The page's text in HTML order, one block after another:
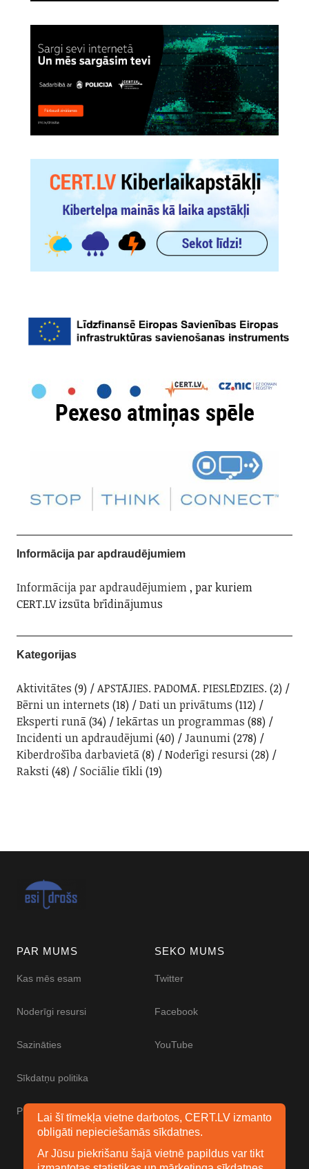
Informācija par apdraudējumiem
Informācija par apdraudējumiem, par kuriem
CERT.LV izsūta brīdinājumus
Kategorijas
Aktivitātes (9) APSTĀJIES. PADOMĀ. PIESLĒDZIES. (2)
Bērni un internets (18) Dati un privātums (112)
Eksperti runā(34) Iekārtas un programmas (88)
Incidenti un apdraudējumi(40) Jaunumi(278)
Kiberdrošība darbavietā(8) Noderīgi resursi(28)
Raksti(48) Sociālie tīkli(19)
PAR MUMS
Kas mēs esam
Noderīgi resursi
Sazināties
Sīkdatņu politika
Piekļūstamības paziņojums
SEKO MUMS
Twitter
Facebook
YouTube
Lai šī tīmekļa vietne darbotos, CERT.LV izmanto
obligāti nepieciešamās sīkdatnes.
Ar Jūsu piekrišanu šajā vietnē papildus var tikt